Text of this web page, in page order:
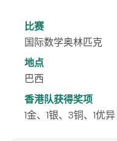
比赛
国际数学奥林匹克
地点
巴西
香港队获得奖项
1金、1银、3铜、1优异